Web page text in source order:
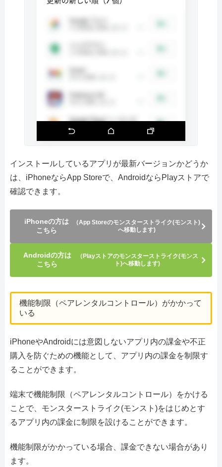
インストールしているアプリが最新バージョンかどうか
は、iPhoneならApp Storeで、AndroidならPlayストアで
確認できます。
iPhoneの方は
こちら
（App Storeのモンスターストライク(モンスト)
へ移動します)
Androidの方は
こちら
（Playストアのモンスターストライク(モンス
ト)へ移動します)
機能制限（ペアレンタルコントロール）がかかって
いる
iPhoneやAndroidには意図しないアプリ内の課金や不正
購入を防ぐための機能として、アプリ内の課金を制限す
ることができます。
端末で機能制限（ペアレンタルコントロール）をかける
ことで、モンスターストライク(モンスト)をはじめとす
るアプリ内の課金に制限を設けることができます。
機能制限がかかっている場合、課金できない場合があり
ます。